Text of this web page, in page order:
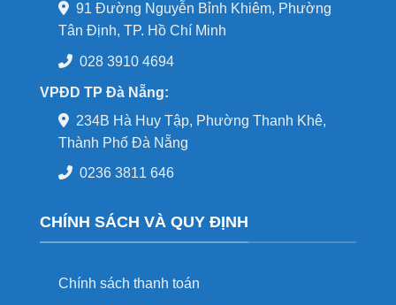
91 Đường Nguyễn Bỉnh Khiêm, Phường
Tân Định, TP. Hồ Chí Minh
028 3910 4694
VPĐD TP Đà Nẵng:
234B Hà Huy Tập, Phường Thanh Khê,
Thành Phố Đà Nẵng
0236 3811 646
CHÍNH SÁCH VÀ QUY ĐỊNH
Chính sách thanh toán